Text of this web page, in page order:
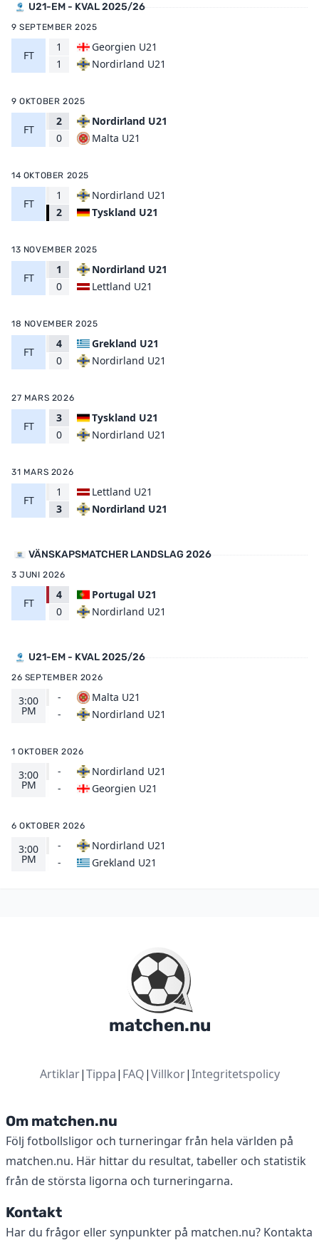
U21-EM - KVAL 2025/26
9 SEPTEMBER 2025
FT
1
1
Georgien U21
Nordirland U21
9 OKTOBER 2025
FT
2
0
Nordirland U21
Malta U21
14 OKTOBER 2025
FT
1
2
Nordirland U21
Tyskland U21
13 NOVEMBER 2025
FT
1
0
Nordirland U21
Lettland U21
18 NOVEMBER 2025
FT
4
0
Grekland U21
Nordirland U21
27 MARS 2026
FT
3
0
Tyskland U21
Nordirland U21
31 MARS 2026
FT
1
3
Lettland U21
Nordirland U21
VÄNSKAPSMATCHER LANDSLAG 2026
3 JUNI 2026
FT
4
0
Portugal U21
Nordirland U21
U21-EM - KVAL 2025/26
26 SEPTEMBER 2026
3:00
PM
-
-
Malta U21
Nordirland U21
1 OKTOBER 2026
3:00
PM
-
-
Nordirland U21
Georgien U21
6 OKTOBER 2026
3:00
PM
-
-
Nordirland U21
Grekland U21
matchen.nu
Artiklar|Tippa| FAQ|Villkor|Integritetspolicy
Om matchen.nu
Följ fotbollsligor och turneringar från hela världen på
matchen.nu. Här hittar du resultat, tabeller och statistik
från de största ligorna och turneringarna.
Kontakt
Har du frågor eller synpunkter på matchen.nu? Kontakta